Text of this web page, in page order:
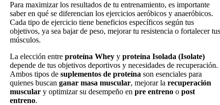
Para maximizar los resultados de tu entrenamiento, es importante
saber en qué se diferencian los ejercicios aeróbicos y anaeróbicos.
Cada tipo de ejercicio tiene beneficios específicos según tus
objetivos, ya sea bajar de peso, mejorar tu resistencia o fortalecer tus
músculos.
La elección entre proteína Whey y proteína Isolada (Isolate)
depende de tus objetivos deportivos y necesidades de recuperación.
Ambos tipos de suplementos de proteína son esenciales para
quienes buscan ganar masa muscular, mejorar la recuperación
muscular y optimizar su desempeño en pre entreno o post
entreno.